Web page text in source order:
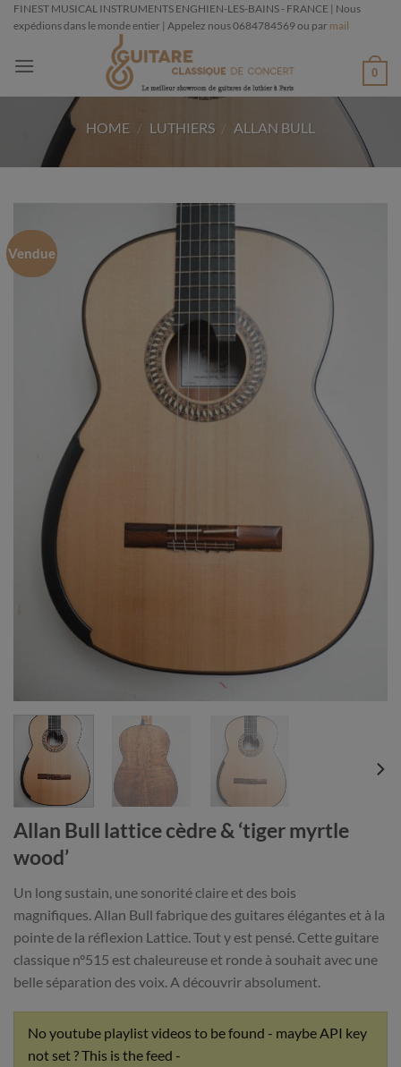
Passer
au
FINEST MUSICAL INSTRUMENTS ENGHIEN-LES-BAINS - FRANCE | Nous
expédions dans le monde entier | Appelez nous 0684784569 ou par mail
0
HOME / LUTHIERS / ALLAN BULL
Vendue
Allan Bull lattice cèdre & ‘tiger myrtle
wood’
Un long sustain, une sonorité claire et des bois
magnifiques. Allan Bull fabrique des guitares élégantes et à la
pointe de la réflexion Lattice. Tout y est pensé. Cette guitare
classique n°515 est chaleureuse et ronde à souhait avec une
belle séparation des voix. A découvrir absolument.
No youtube playlist videos to be found - maybe API key
not set ? This is the feed -